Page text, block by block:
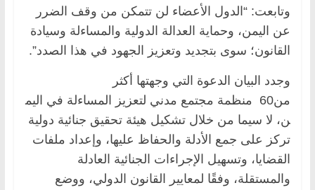
وتابعت: “الدول الأعضاء لن تتمكن من وقف الضرر
عن اليمن، وحماية العدالة الدولية والمساءلة وسيادة
القانون؛ سوى بتجديد وتعزيز الجهود في هذا الصدد”.
وجدد البيان الدعوة التي وجهتها أكثر
من60 منظمة مجتمع مدني لتعزيز المساءلة في اليم
ن، لا سيما من خلال تشكيل هيئة تحقيق جنائية دولية
تركز على جمع الأدلة والحفاظ عليها، وإعداد ملفات
القضايا، وتسهيل الإجراءات الجنائية العادلة
والمستقلة، وفقًا لمعايير القانون الدولي، ووضع